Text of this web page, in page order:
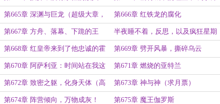
开场（求月票）
第665章 深渊与巨龙（超级大章，
求月票）
第666章 红铁龙的腐化
第667章 方舟、落幕、下跪的王
（求月票）
半夜睡不着，反思，以及疯狂星期
四月票抽奖
第668章 红皇帝来到了他忠诚的霍
尔登（求月票）
第669章 劈开风暴，撕碎乌云
第670章 阿萨利亚：时间站在我这
里
第671章 燃烧的亚特兰
第672章 致密之躯，化身天体（高
潮超大章，求下月票）
第673章 神与神（求月票）
第674章 阵营倾向，万物成灰！ 第675章 魔王伽罗斯